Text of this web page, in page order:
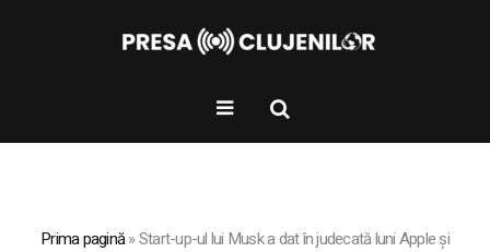
Prima pagină»Start-up-ul lui Musk a dat în judecată luni Apple și